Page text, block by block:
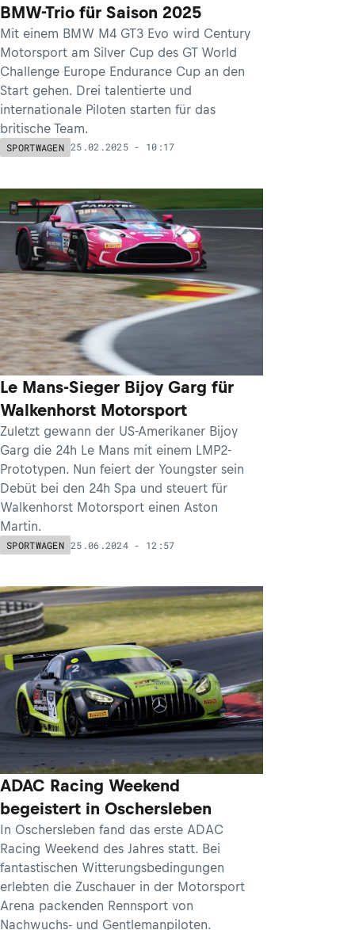
BMW-Trio für Saison 2025
Mit einem BMW M4 GT3 Evo wird Century
Motorsport am Silver Cup des GT World
Challenge Europe Endurance Cup an den
Start gehen. Drei talentierte und
internationale Piloten starten für das
britische Team.
SPORTWAGEN 25.02.2025 - 10:17
Le Mans-Sieger Bijoy Garg für
Walkenhorst Motorsport
Zuletzt gewann der US-Amerikaner Bijoy
Garg die 24h Le Mans mit einem LMP2-
Prototypen. Nun feiert der Youngster sein
Debüt bei den 24h Spa und steuert für
Walkenhorst Motorsport einen Aston
Martin.
SPORTWAGEN 25.06.2024 - 12:57
ADAC Racing Weekend
begeistert in Oschersleben
In Oschersleben fand das erste ADAC
Racing Weekend des Jahres statt. Bei
fantastischen Witterungsbedingungen
erlebten die Zuschauer in der Motorsport
Arena packenden Rennsport von
Nachwuchs- und Gentlemanpiloten.